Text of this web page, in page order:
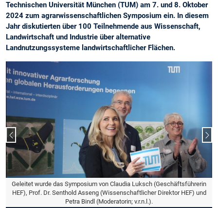
Technischen Universität München (TUM) am 7. und 8. Oktober
2024 zum agrarwissenschaftlichen Symposium ein. In diesem
Jahr diskutierten über 100 Teilnehmende aus Wissenschaft,
Landwirtschaft und Industrie über alternative
Landnutzungssysteme landwirtschaftlicher Flächen.
Geleitet wurde das Symposium von Claudia Luksch (Geschäftsführerin
HEF), Prof. Dr. Senthold Asseng (Wissenschaftlicher Direktor HEF) und
Petra Bindl (Moderatorin; v.r.n.l.).
Vorheriger Slide